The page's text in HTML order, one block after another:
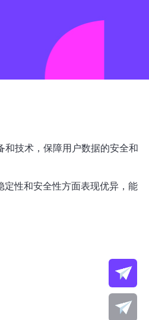
技术，保障用户数据的安全和
性和安全性方面表现优异，能